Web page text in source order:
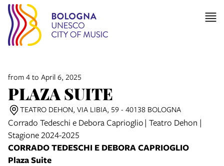
from 4 to April 6, 2025
PLAZA SUITE
TEATRO DEHON, VIA LIBIA, 59 - 40138 BOLOGNA
Corrado Tedeschi e Debora Caprioglio | Teatro Dehon |
Stagione 2024-2025
CORRADO TEDESCHI E DEBORA CAPRIOGLIO
Plaza Suite